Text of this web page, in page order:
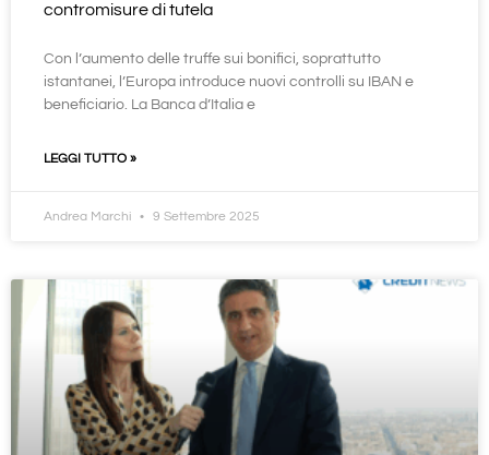
contromisure di tutela
Con l’aumento delle truffe sui bonifici, soprattutto
istantanei, l’Europa introduce nuovi controlli su IBAN e
beneficiario. La Banca d’Italia e
LEGGI TUTTO »
Andrea Marchi 9 Settembre 2025